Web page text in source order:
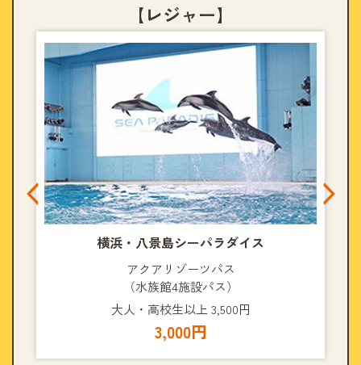
【レジャー】
横浜・八景島シーパラダイス
アクアリゾーツパス
（水族館4施設パス）
大人・高校生以上 3,500円
3,000円